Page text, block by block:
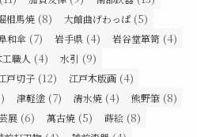
相馬焼 (8) 大館曲げわっぱ (5)
和傘 (7) 岩手県 (4) 岩谷堂箪笥 (4)
職人 (4) 水引 (9)
戸切子 (12) 江戸木版画 (4)
津軽塗 (7) 清水焼 (4) 熊野筆 (8)
展 (6) 萬古焼 (5) 蒔絵 (8)